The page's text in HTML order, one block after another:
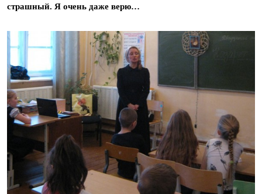
страшный. Я очень даже верю…